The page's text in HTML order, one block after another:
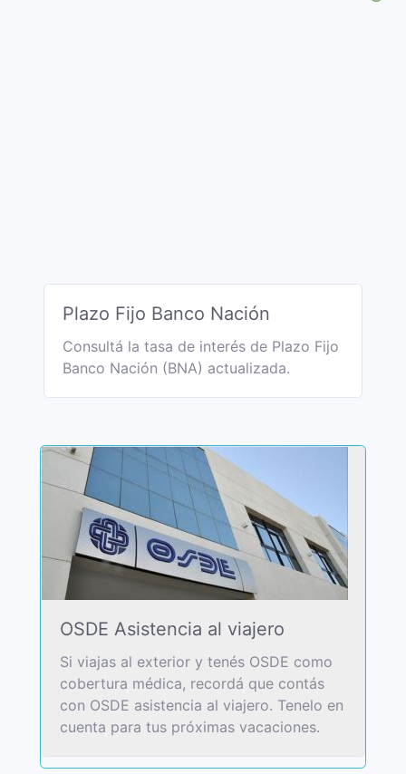
Plazo Fijo Banco Nación
Consultá la tasa de interés de Plazo Fijo
Banco Nación (BNA) actualizada.
OSDE Asistencia al viajero
Si viajas al exterior y tenés OSDE como
cobertura médica, recordá que contás
con OSDE asistencia al viajero. Tenelo en
cuenta para tus próximas vacaciones.